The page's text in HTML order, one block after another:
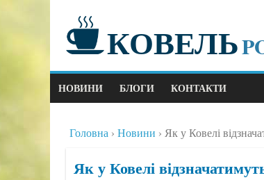
КОВЕЛЬ
НОВИНИ БЛОГИ КОНТАКТИ
Головна Новини Як у Ковелі
Як у Ковелі